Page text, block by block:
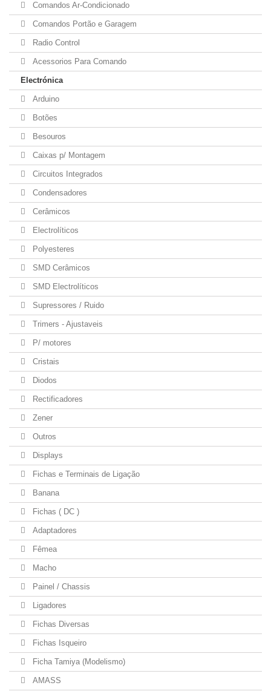
Comandos Ar-Condicionado
Comandos Portão e Garagem
Radio Control
Acessorios Para Comando
Electrónica
Arduino
Botões
Besouros
Caixas p/ Montagem
Circuitos Integrados
Condensadores
Cerâmicos
Electrolíticos
Polyesteres
SMD Cerâmicos
SMD Electrolíticos
Supressores / Ruido
Trimers - Ajustaveis
P/ motores
Cristais
Diodos
Rectificadores
Zener
Outros
Displays
Fichas e Terminais de Ligação
Banana
Fichas ( DC )
Adaptadores
Fêmea
Macho
Painel / Chassis
Ligadores
Fichas Diversas
Fichas Isqueiro
Ficha Tamiya (Modelismo)
AMASS